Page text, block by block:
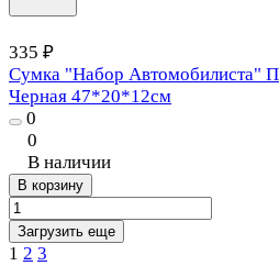
335 ₽
Сумка "Набор Автомобилиста"
Черная 47*20*12см
0
0
В наличии
В корзину
Загрузить еще
1 2 3